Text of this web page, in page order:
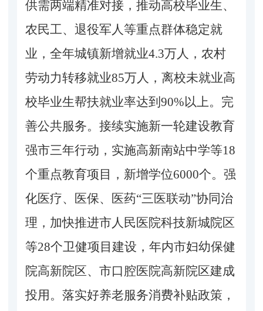
供需两端精准对接，推动高校毕业生、
农民工、退役军人等重点群体稳定就
业，全年城镇新增就业4.3万人，农村
劳动力转移就业85万人，离校未就业高
校毕业生帮扶就业率达到90%以上。完
善公共服务。接续实施新一轮建设教育
强市三年行动，实施高新南站中学等18
个重点教育项目，新增学位6000个。强
化医疗、医保、医药“三医联动”协同治
理，加快推进市人民医院科技新城院区
等28个卫健项目建设，年内市妇幼保健
院高新院区、市口腔医院高新院区建成
投用。落实好养老服务消费补贴政策，